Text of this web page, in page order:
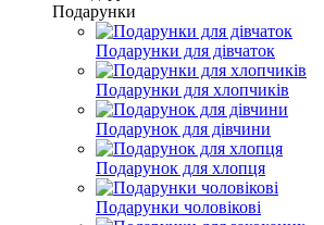
Подарунки
Подарунки для дівчаток
Подарунки для хлопчиків
Подарунок для дівчини
Подарунок для хлопця
Подарунки чоловікові